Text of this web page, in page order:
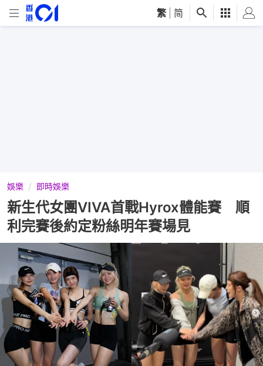
繁 简
娛樂 即時娛樂
新生代女團VIVA首戰Hyrox體能賽 順
利完賽後約定粉絲明年賽場見